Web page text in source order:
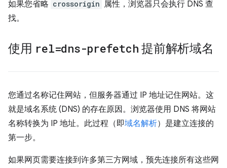
如果您省略 crossorigin 属性，浏览器只会执行 DNS 查
找。
使用 rel=dns-prefetch 提前解析域名
您通过名称记住网站，但服务器通过 IP 地址记住网站。这
就是域名系统 (DNS) 的存在原因。浏览器使用 DNS 将网站
名称转换为 IP 地址。此过程（即域名解析）是建立连接的
第一步。
如果网页需要连接到许多第三方网域，预先连接所有这些网